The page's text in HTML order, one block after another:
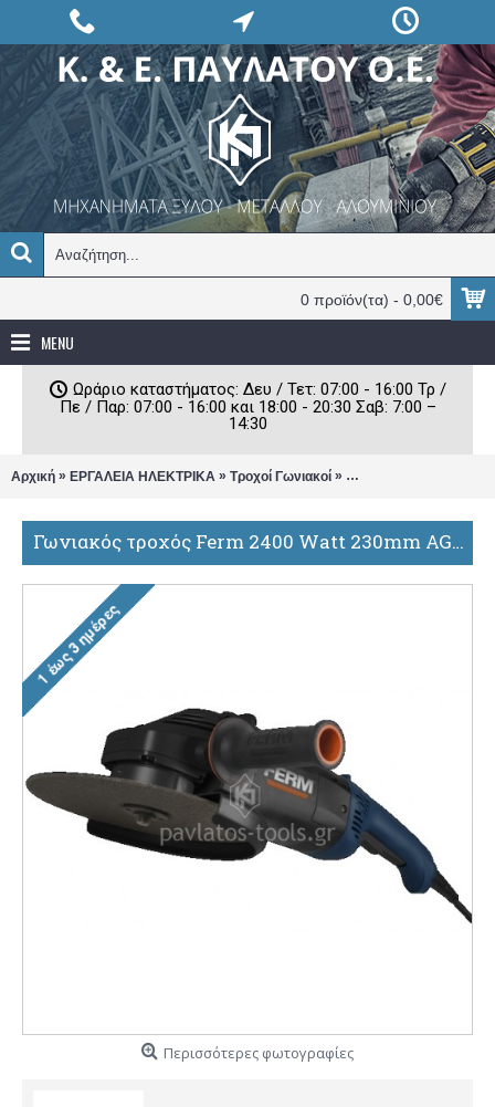
0 προϊόν(τα) - 0,00€
MENU
Ωράριο καταστήματος: Δευ / Τετ: 07:00 - 16:00 Τρ /
Πε / Παρ: 07:00 - 16:00 και 18:00 - 20:30 Σαβ: 7:00 –
14:30
Αρχική » ΕΡΓΑΛΕΙΑ ΗΛΕΚΤΡΙΚΑ » Τροχοί Γωνιακοί » Γωνιακός τροχός
Γωνιακός τροχός Ferm 2400 Watt 230mm AGM1077P
Περισσότερες φωτογραφίες